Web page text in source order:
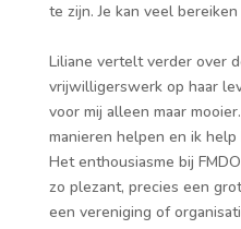
te zijn. Je kan veel
Liliane vertelt verder over
vrijwilligerswerk op haar
voor mij alleen maar
manieren helpen en ik
Het enthousiasme bij
zo plezant, precies een
een vereniging of